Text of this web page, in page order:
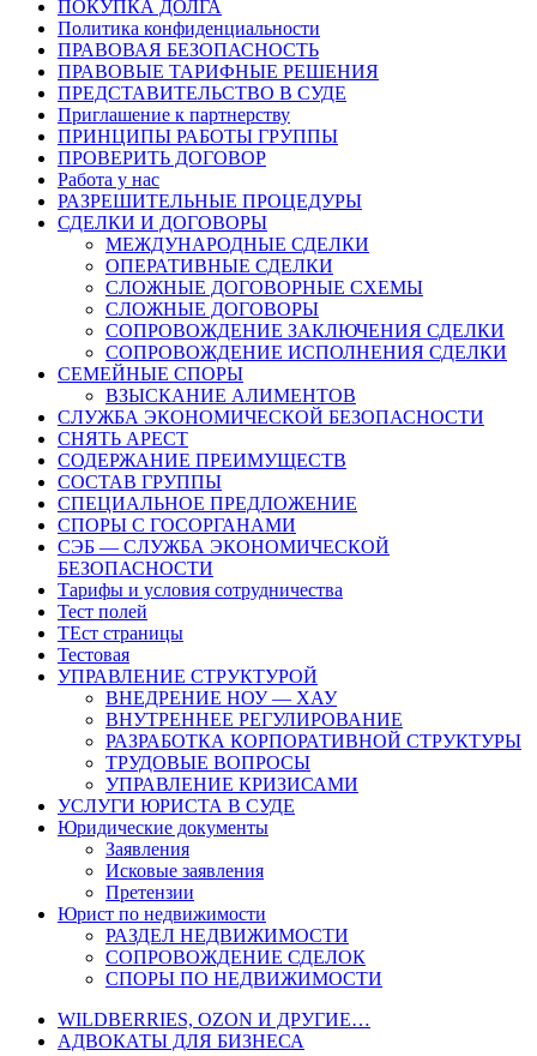
ПОКУПКА ДОЛГА
Политика конфиденциальности
ПРАВОВАЯ БЕЗОПАСНОСТЬ
ПРАВОВЫЕ ТАРИФНЫЕ РЕШЕНИЯ
ПРЕДСТАВИТЕЛЬСТВО В СУДЕ
Приглашение к партнерству
ПРИНЦИПЫ РАБОТЫ ГРУППЫ
ПРОВЕРИТЬ ДОГОВОР
Работа у нас
РАЗРЕШИТЕЛЬНЫЕ ПРОЦЕДУРЫ
СДЕЛКИ И ДОГОВОРЫ
МЕЖДУНАРОДНЫЕ СДЕЛКИ
ОПЕРАТИВНЫЕ СДЕЛКИ
СЛОЖНЫЕ ДОГОВОРНЫЕ СХЕМЫ
СЛОЖНЫЕ ДОГОВОРЫ
СОПРОВОЖДЕНИЕ ЗАКЛЮЧЕНИЯ СДЕЛКИ
СОПРОВОЖДЕНИЕ ИСПОЛНЕНИЯ СДЕЛКИ
СЕМЕЙНЫЕ СПОРЫ
ВЗЫСКАНИЕ АЛИМЕНТОВ
СЛУЖБА ЭКОНОМИЧЕСКОЙ БЕЗОПАСНОСТИ
СНЯТЬ АРЕСТ
СОДЕРЖАНИЕ ПРЕИМУЩЕСТВ
СОСТАВ ГРУППЫ
СПЕЦИАЛЬНОЕ ПРЕДЛОЖЕНИЕ
СПОРЫ С ГОСОРГАНАМИ
СЭБ — СЛУЖБА ЭКОНОМИЧЕСКОЙ
БЕЗОПАСНОСТИ
Тарифы и условия сотрудничества
Тест полей
ТЕст страницы
Тестовая
УПРАВЛЕНИЕ СТРУКТУРОЙ
ВНЕДРЕНИЕ НОУ — ХАУ
ВНУТРЕННЕЕ РЕГУЛИРОВАНИЕ
РАЗРАБОТКА КОРПОРАТИВНОЙ СТРУКТУРЫ
ТРУДОВЫЕ ВОПРОСЫ
УПРАВЛЕНИЕ КРИЗИСАМИ
УСЛУГИ ЮРИСТА В СУДЕ
Юридические документы
Заявления
Исковые заявления
Претензии
Юрист по недвижимости
РАЗДЕЛ НЕДВИЖИМОСТИ
СОПРОВОЖДЕНИЕ СДЕЛОК
СПОРЫ ПО НЕДВИЖИМОСТИ
WILDBERRIES, OZON И ДРУГИЕ…
АДВОКАТЫ ДЛЯ БИЗНЕСА